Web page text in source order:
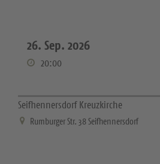
26. Sep. 2026
20:00
Seifhennersdorf Kreuzkirche
Rumburger Str. 38 Seifhennersdorf